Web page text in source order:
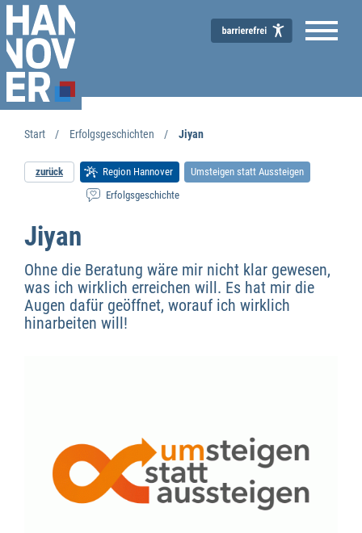
Start Erfolgsgeschichten Jiyan
zurück Region Hannover
Umsteigen statt Aussteigen
Erfolgsgeschichte
Jiyan
Ohne die Beratung wäre mir nicht klar gewesen,
was ich wirklich erreichen will. Es hat mir die
Augen dafür geöffnet, worauf ich wirklich
hinarbeiten will!